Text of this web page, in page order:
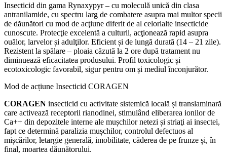
Insecticid din gama Rynaxypyr – cu moleculă unică din clasa
antranilamide, cu spectru larg de combatere asupra mai multor specii
de dăunători cu mod de acţiune diferit de al celorlalte insecticide
cunoscute. Protecţie excelentă a culturii, acţionează rapid asupra
ouălor, larvelor și adulţilor. Eficient și de lungă durată (14 – 21 zile).
Rezistent la spălare – ploaia căzută la 2 ore după tratament nu
diminuează eficacitatea produsului. Profil toxicologic și
ecotoxicologic favorabil, sigur pentru om și mediul înconjurător.
Mod de acțiune Insecticid CORAGEN
CORAGEN insecticid cu activitate sistemică locală și translaminară
care activează receptorii rianodinei, stimulând eliberarea ionilor de
Ca++ din depozitele interne ale mușchilor netezi și striaţi ai insectei,
fapt ce determină paralizia mușchilor, controlul defectuos al
mișcărilor, letargie generală, imobilitate, căderea de pe frunze și, în
final, moartea dăunătorului.